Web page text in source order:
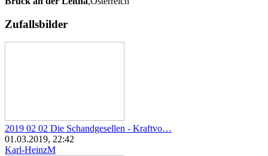
Zufallsbilder
2019 02 02 Die Schandgesellen - Kraftvo…
01.03.2019, 22:42
Karl-HeinzM